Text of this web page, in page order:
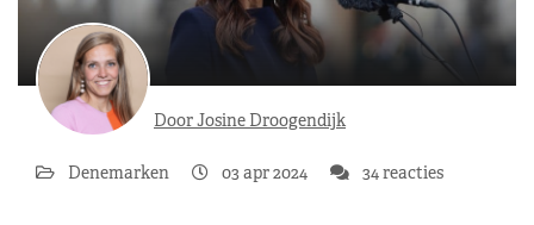
Door Josine Droogendijk
Denemarken 03 apr 2024 34 reacties